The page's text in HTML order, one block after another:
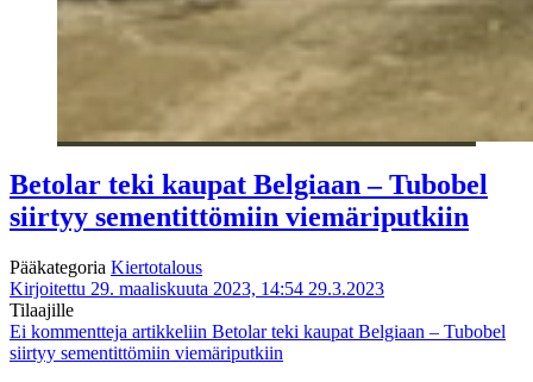
Betolar teki kaupat Belgiaan – Tubobel
siirtyy sementittömiin viemäriputkiin
Pääkategoria Kiertotalous
Kirjoitettu 29. maaliskuuta 2023, 14:54 29.3.2023
Tilaajille
Ei kommentteja artikkeliin Betolar teki kaupat Belgiaan – Tubobel
siirtyy sementittömiin viemäriputkiin